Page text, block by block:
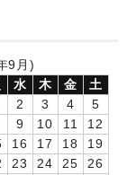
9月)
水 木 金
土
2 3 4
5
9 10 11
12
16 17 18
19
23 24 25
26